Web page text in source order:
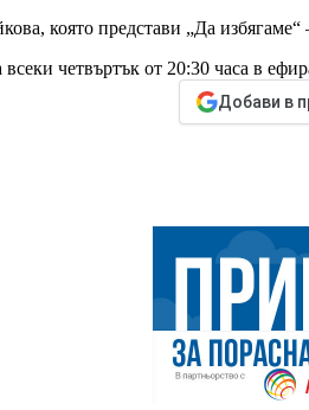
която представи „Да
четвъртък от 20:30 часа в
Добави в